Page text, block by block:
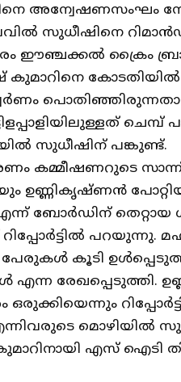
അന്വേഷണസംഘം
സുധീഷിനെ
ഈഞ്ചക്കൽ ക്രൈം
കോടതിയിൽ
സ്വർണം
ചെമ്പ്
സുധീഷിന് പങ്കുണ്ട്.
കമ്മീഷണറുടെ
ഉണ്ണികൃഷ്ണൻ
ബോർഡിന്
പറയുന്നു.
കൂടി
രേഖപ്പെടുത്തി.
മൊഴിയിൽ
എസ് ഐടി